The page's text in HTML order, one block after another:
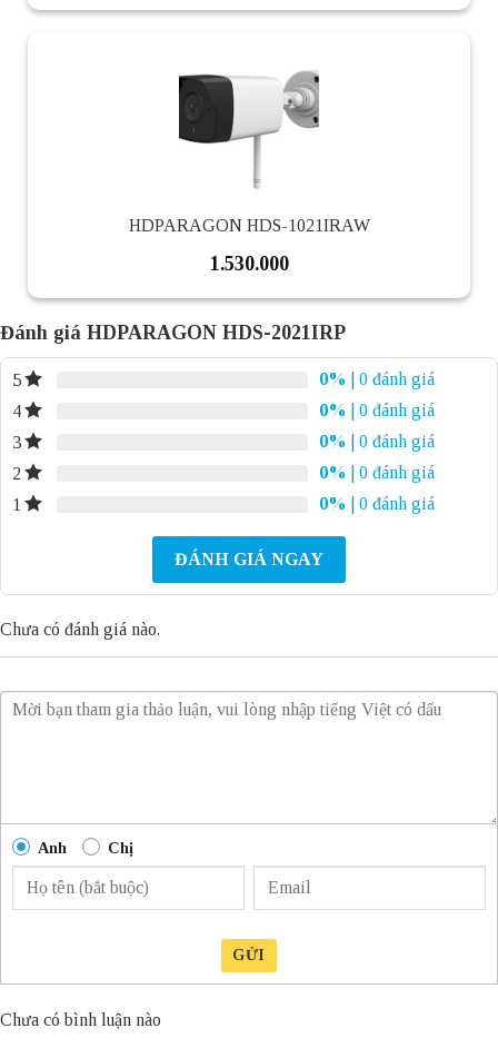
HDPARAGON HDS-1021IRAW
1.530.000
Đánh giá HDPARAGON HDS-2021IRP
5 0%
| 0 đánh giá
4
0%
| 0 đánh giá
3
0%
| 0 đánh giá
2
0%
| 0 đánh giá
1
0% | 0 đánh giá
ĐÁNH GIÁ NGAY
Chưa có đánh giá nào.
Anh Chị
GỬI
Chưa có bình luận nào